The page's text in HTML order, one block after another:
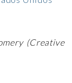
(Creative